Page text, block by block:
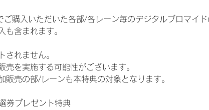
ご購入いただいた各部/各レーン毎のデジタルブロマイ
も含まれます。
れません。
を実施する可能性がございます。
販売の部/レーンも本特典の対象となります。
券プレゼント特典